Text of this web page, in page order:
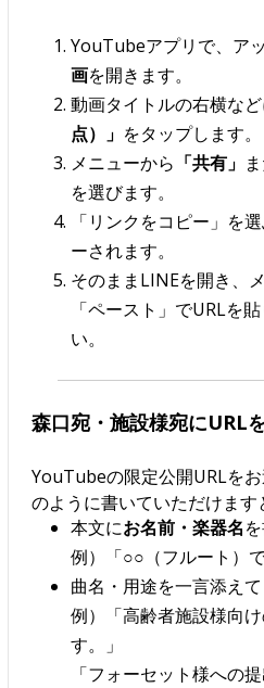
YouTubeアプリで、ア
画を開きます。
動画タイトルの右横な
点）」 をタップします。
メニューから 「共有」
を選びます。
「リンクをコピー」を
ーされます。
そのままLINEを開き、
「ペースト」でURLを
い。
森口宛・施設様宛にURL
YouTubeの限定公開URLを
のように書いていただけます
本文にお名前・楽器名
例）「○○（フルート）で
曲名・用途を一言添えて
例）「高齢者施設様向
す。」
「フォーセット様への